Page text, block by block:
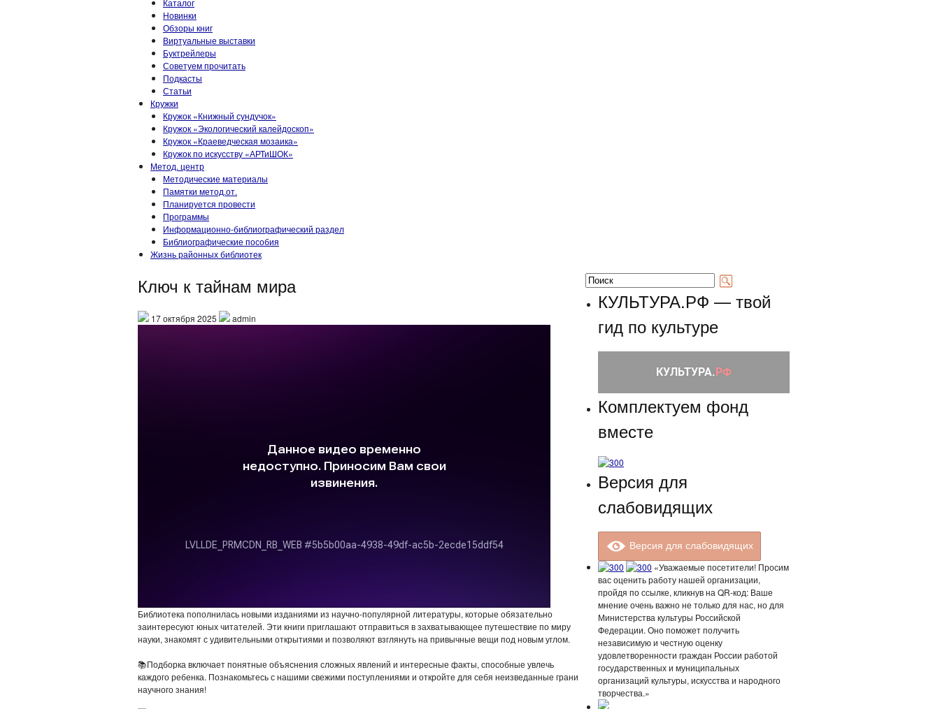
Каталог
Новинки
Обзоры книг
Виртуальные выставки
Буктрейлеры
Советуем прочитать
Подкасты
Статьи
Кружки
Кружок «Книжный сундучок»
Кружок «Экологический калейдоскоп»
Кружок «Краеведческая мозаика»
Кружок по искусству «АРТиШОК»
Метод. центр
Методические материалы
Памятки метод.от.
Планируется провести
Программы
Информационно-библиографический раздел
Библиографические пособия
Жизнь районных библиотек
Ключ к тайнам мира
17 октября 2025 admin
Библиотека пополнилась новыми изданиями из научно-популярной литературы, которые обязательно
заинтересуют юных читателей. Эти книги приглашают отправиться в захватывающее путешествие по миру
науки, знакомят с удивительными открытиями и позволяют взглянуть на привычные вещи под новым углом.
📚Подборка включает понятные объяснения сложных явлений и интересные факты, способные увлечь
каждого ребенка. Познакомьтесь с нашими свежими поступлениями и откройте для себя неизведанные грани
научного знания!
КУЛЬТУРА.РФ — твой
гид по культуре
Комплектуем фонд
вместе
Версия для
слабовидящих
Версия для слабовидящих
«Уважаемые посетители! Просим
вас оценить работу нашей организации,
пройдя по ссылке, кликнув на QR-код: Ваше
мнение очень важно не только для нас, но для
Министерства культуры Российской
Федерации. Оно поможет получить
независимую и честную оценку
удовлетворенности граждан России работой
государственных и муниципальных
организаций культуры, искусства и народного
творчества.»